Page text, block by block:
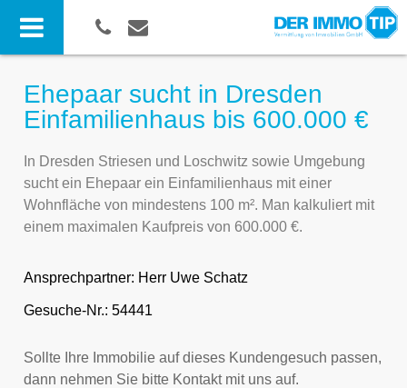
Ehepaar sucht in Dresden
Einfamilienhaus bis 600.000 €
In Dresden Striesen und Loschwitz sowie Umgebung
sucht ein Ehepaar ein Einfamilienhaus mit einer
Wohnfläche von mindestens 100 m². Man kalkuliert mit
einem maximalen Kaufpreis von 600.000 €.
Ansprechpartner: Herr Uwe Schatz
Gesuche-Nr.: 54441
Sollte Ihre Immobilie auf dieses Kundengesuch passen,
dann nehmen Sie bitte Kontakt mit uns auf.